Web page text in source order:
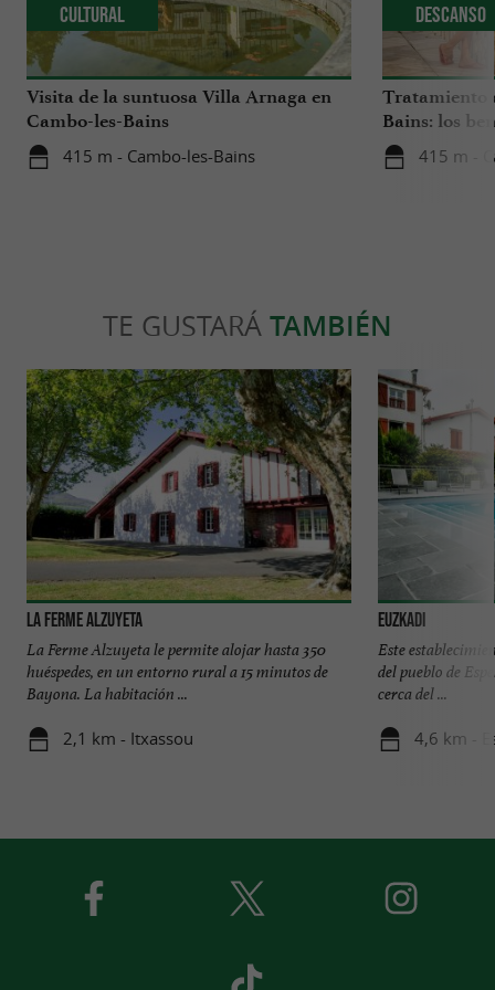
Visita de la suntuosa Villa Arnaga en
Cambo-les-Bains
415 m - Cambo-les-Bains
Cultural
Tratamiento
Bains: los
suave,
415 m -
Descanso
TE GUSTARÁ TAMBIÉN
La Ferme Alzuyeta
La Ferme Alzuyeta le permite alojar hasta 350
huéspedes, en un entorno rural a 15 minutos de
Bayona. La habitación ...
2,1 km - Itxassou
Euzkadi
Este
del pueblo de
cerca del ...
4,6 km -